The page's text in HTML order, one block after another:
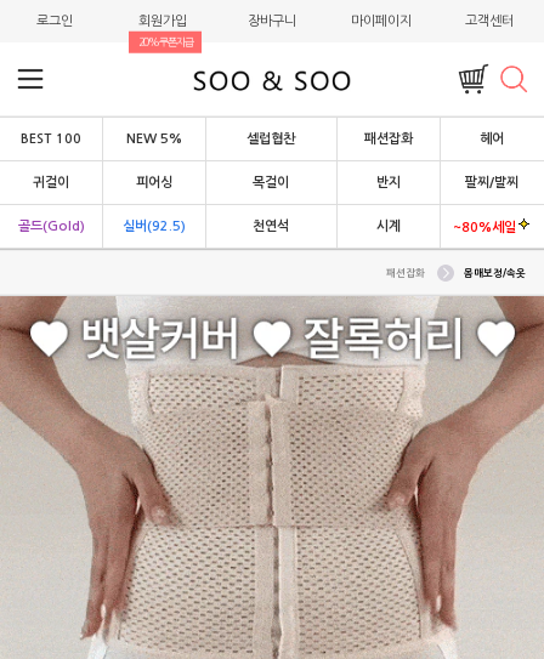
로그인 회원가입
20%쿠폰지급
장바구니 마이페이지 고객센터
BEST 100 NEW 5% 셀럽협찬 패션잡화 헤어
귀걸이 피어싱 목걸이 반지 팔찌/발찌
골드(Gold) 실버(92.5) 천연석 시계 ~80%세일
패션잡화 몸매보정/속옷